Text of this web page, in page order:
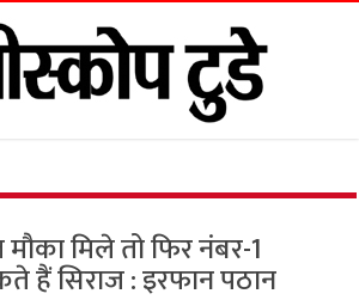
मिले तो फिर नंबर-1
हैं सिराज : इरफान पठान